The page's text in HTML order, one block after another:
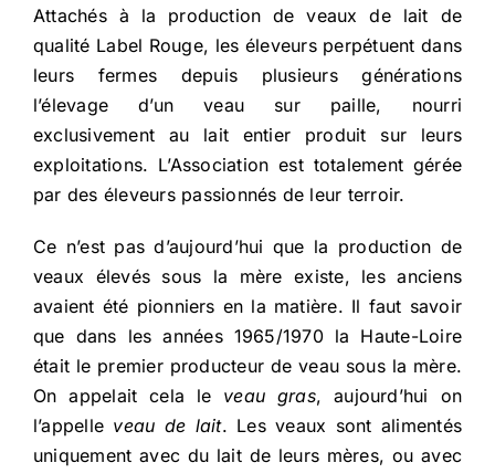
Attachés à la production de veaux de lait de
qualité Label Rouge, les éleveurs perpétuent dans
leurs fermes depuis plusieurs générations
l’élevage d’un veau sur paille, nourri
exclusivement au lait entier produit sur leurs
exploitations. L’Association est totalement gérée
par des éleveurs passionnés de leur terroir.
Ce n’est pas d’aujourd’hui que la production de
veaux élevés sous la mère existe, les anciens
avaient été pionniers en la matière. Il faut savoir
que dans les années 1965/1970 la Haute-Loire
était le premier producteur de veau sous la mère.
On appelait cela le veau gras, aujourd’hui on
l’appelle veau de lait. Les veaux sont alimentés
uniquement avec du lait de leurs mères, ou avec